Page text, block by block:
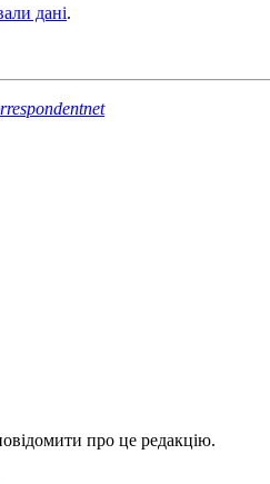
дані.
про це редакцію.